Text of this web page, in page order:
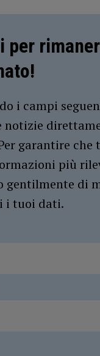
per
i campi
notizie
garantire che
più
gentilmente di
i tuoi dati.